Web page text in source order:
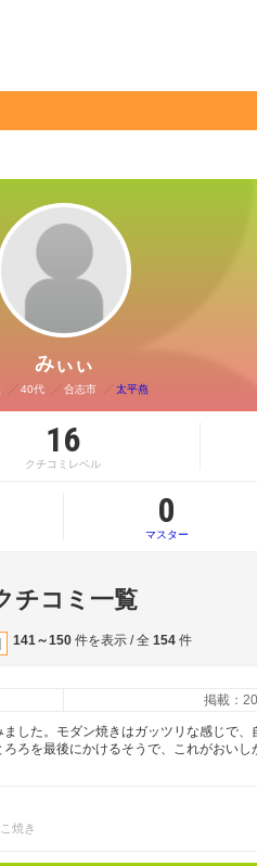
みぃぃ
40代 合志市 太平燕
16
クチコミレベル
0
マスター
チコミ一覧
141～150 件を表示 / 全 154 件
掲載：
した。モダン焼きはガッツリな感じで、
ろを最後にかけるそうで、これがおい
焼き